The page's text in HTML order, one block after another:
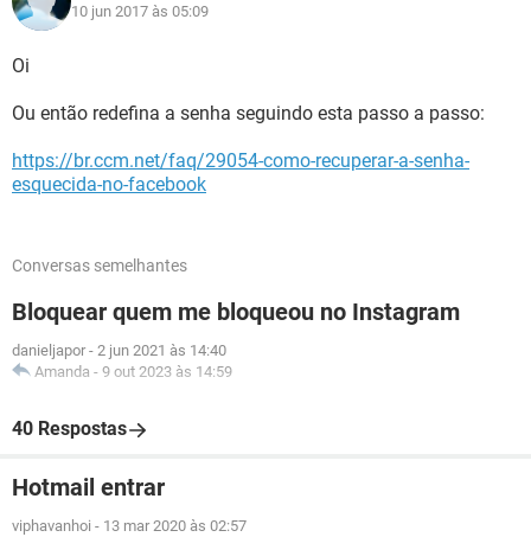
10 jun 2017 às 05:09
Oi
Ou então redefina a senha seguindo esta passo a passo:
https://br.ccm.net/faq/29054-como-recuperar-a-senha-
esquecida-no-facebook
Conversas semelhantes
Bloquear quem me bloqueou no Instagram
danieljapor - 2 jun 2021 às 14:40
Amanda - 9 out 2023 às 14:59
40 Respostas
Hotmail entrar
viphavanhoi - 13 mar 2020 às 02:57